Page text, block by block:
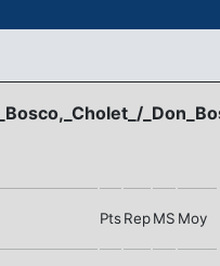
PtsRepMS Moy